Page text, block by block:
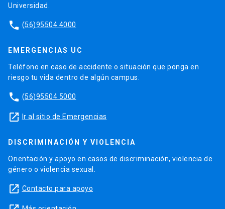
Universidad.
phone (56)95504 4000
EMERGENCIAS UC
Teléfono en caso de accidente o situación que ponga en
riesgo tu vida dentro de algún campus.
phone (56)95504 5000
launch Ir al sitio de Emergencias
DISCRIMINACIÓN Y VIOLENCIA
Orientación y apoyo en casos de discriminación, violencia de
género o violencia sexual.
launch Contacto para apoyo